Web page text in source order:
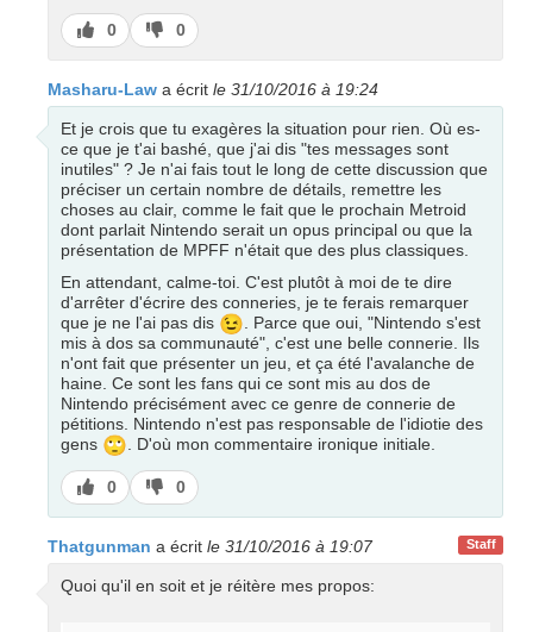
J’aime
0
J’aime
pas
0
Masharu-Law a écrit le 31/10/2016 à 19:24
Et je crois que tu exagères la situation pour rien. Où es-
ce que je t'ai bashé, que j'ai dis "tes messages sont
inutiles" ? Je n'ai fais tout le long de cette discussion que
préciser un certain nombre de détails, remettre les
choses au clair, comme le fait que le prochain Metroid
dont parlait Nintendo serait un opus principal ou que la
présentation de MPFF n'était que des plus classiques.
En attendant, calme-toi. C'est plutôt à moi de te dire
d'arrêter d'écrire des conneries, je te ferais remarquer
que je ne l'ai pas dis 😉. Parce que oui, "Nintendo s'est
mis à dos sa communauté", c'est une belle connerie. Ils
n'ont fait que présenter un jeu, et ça été l'avalanche de
haine. Ce sont les fans qui ce sont mis au dos de
Nintendo précisément avec ce genre de connerie de
pétitions. Nintendo n'est pas responsable de l'idiotie des
gens 🙄. D'où mon commentaire ironique initiale.
J’aime
0
J’aime
pas
0
Staff
Thatgunman a écrit le 31/10/2016 à 19:07
Quoi qu'il en soit et je réitère mes propos: